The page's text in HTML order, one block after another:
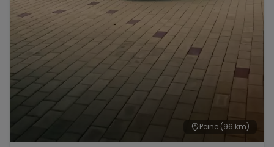
Peine (96 km)